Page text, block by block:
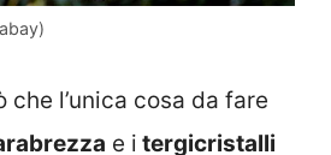
che l’unica cosa da fare
e i tergicristalli